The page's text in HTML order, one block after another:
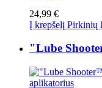
24,99 €
Į krepšelį Pirkinių
"Lube